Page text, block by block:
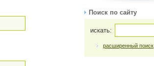
Поиск по сайту
искать:
расширенный поиск